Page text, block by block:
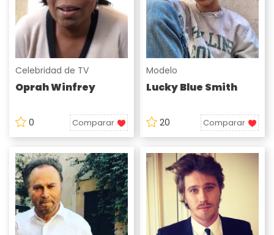
Celebridad de TV
Oprah Winfrey
0 Comparar
Modelo
Lucky Blue Smith
20 Comparar